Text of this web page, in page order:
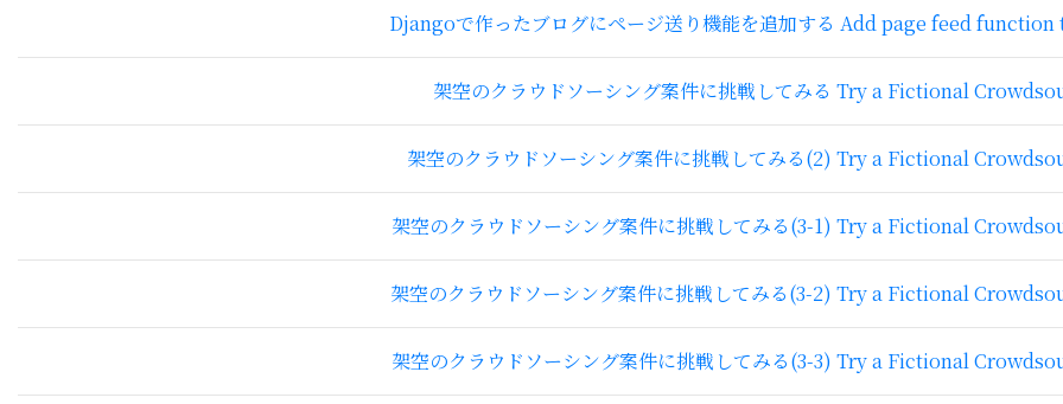
Djangoで作ったブログにページ送り機能を追加する Add page feed
架空のクラウドソーシング案件に挑戦してみる Try a Fictional
架空のクラウドソーシング案件に挑戦してみる(2) Try a Fictional
架空のクラウドソーシング案件に挑戦してみる(3-1) Try a Fictional
架空のクラウドソーシング案件に挑戦してみる(3-2) Try a Fictional
架空のクラウドソーシング案件に挑戦してみる(3-3) Try a Fictional